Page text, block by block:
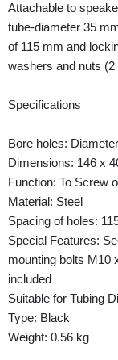
Attachable to
tube-diameter 35
of 115 mm and
washers and nuts (2
Specifications
Bore holes:
Dimensions: 146 x
Function: To Screw
Material: Steel
Spacing of holes:
Special Features:
mounting bolts M10
included
Suitable for Tubing
Type: Black
Weight: 0.56 kg